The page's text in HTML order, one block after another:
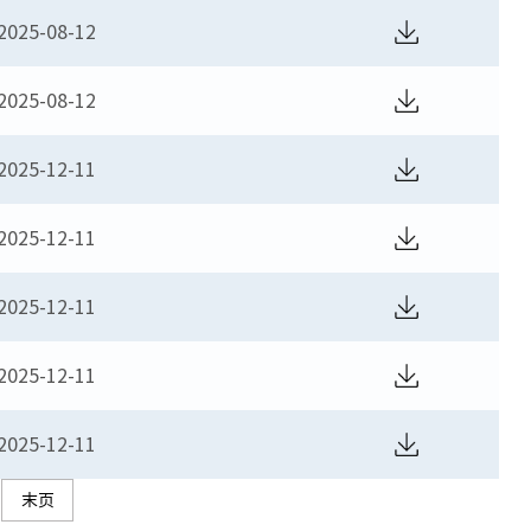
08-12
08-12
12-11
12-11
12-11
12-11
12-11
末页